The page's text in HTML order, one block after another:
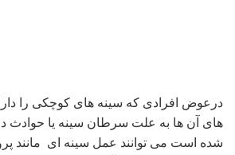
افراد می توانند به مطب یک دکتر فوق
مراجعه کنند وبیماران قبلی را که عمل
داده اند را از نزدیک ببینند و میزان